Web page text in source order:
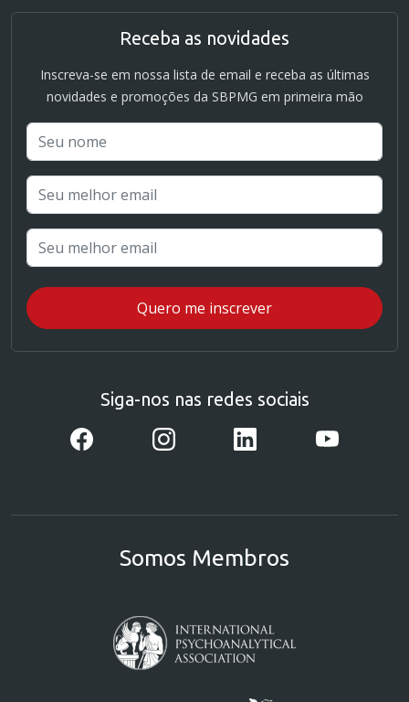
Receba as novidades
Inscreva-se em nossa lista de email e receba as últimas
novidades e promoções da SBPMG em primeira mão
Siga-nos nas redes sociais
Somos Membros